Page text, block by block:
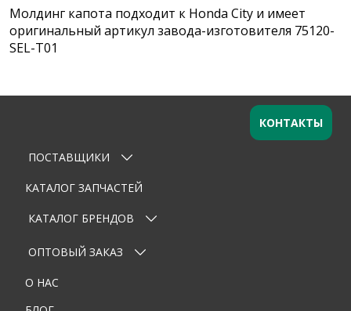
Молдинг капота подходит к Honda City и имеет
оригинальный артикул завода-изготовителя 75120-
SEL-T01
Оставьте заявку
Ваше имя
Email
Телефон
ПОСТАВЩИКИ
КАТАЛОГ ЗАПЧАСТЕЙ
КАТАЛОГ БРЕНДОВ
ОПТОВЫЙ ЗАКАЗ
О НАС
КОНТАКТЫ